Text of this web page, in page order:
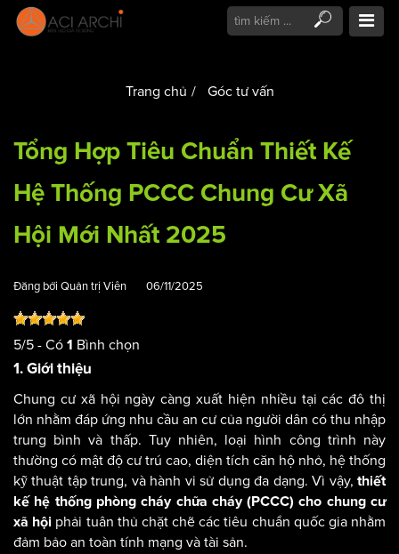
Trang chủ Góc tư vấn
Tổng Hợp Tiêu Chuẩn Thiết Kế
Hệ Thống PCCC Chung Cư Xã
Hội Mới Nhất 2025
Đăng bởi Quản trị Viên 06/11/2025
5/5 - Có 1 Bình chọn
1. Giới thiệu
Chung cư xã hội ngày càng xuất hiện nhiều tại các đô thị
lớn nhằm đáp ứng nhu cầu an cư của người dân có thu nhập
trung bình và thấp. Tuy nhiên, loại hình công trình này
thường có mật độ cư trú cao, diện tích căn hộ nhỏ, hệ thống
kỹ thuật tập trung, và hành vi sử dụng đa dạng. Vì vậy, thiết
kế hệ thống phòng cháy chữa cháy (PCCC) cho chung cư
xã hội phải tuân thủ chặt chẽ các tiêu chuẩn quốc gia nhằm
đảm bảo an toàn tính mạng và tài sản.